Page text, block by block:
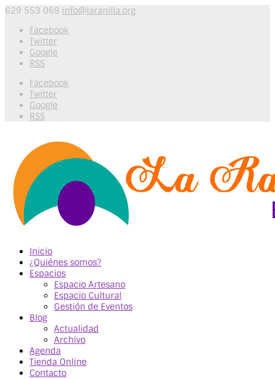
629 553 069 info@laranilla.org
Facebook
Twitter
Google
RSS
Facebook
Twitter
Google
RSS
Inicio
¿Quiénes somos?
Espacios
Espacio Artesano
Espacio Cultural
Gestión de Eventos
Blog
Actualidad
Archivo
Agenda
Tienda Online
Contacto